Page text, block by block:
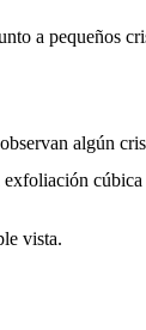
a pequeños
algún
vista.